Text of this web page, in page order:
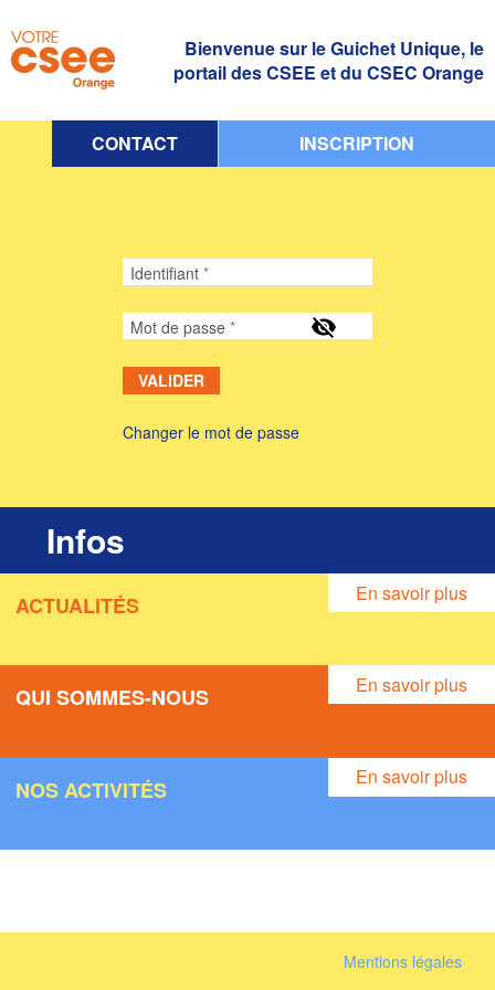
Bienvenue sur le Guichet Unique, le
portail des CSEE et du CSEC Orange
CONTACT INSCRIPTION
Identifiant
Mot de passe
VALIDER
Changer le mot de passe
Infos
ACTUALITÉS En savoir plus
QUI SOMMES-NOUS En savoir plus
NOS ACTIVITÉS En savoir plus
Mentions légales